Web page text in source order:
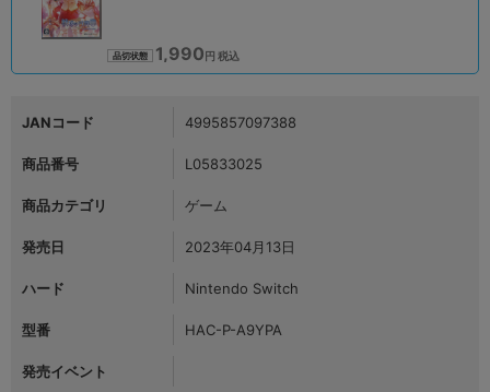
品切状態 1,990円 税込
JANコード 4995857097388
商品番号 L05833025
商品カテゴリ ゲーム
発売日 2023年04月13日
ハード Nintendo Switch
型番 HAC-P-A9YPA
発売イベント